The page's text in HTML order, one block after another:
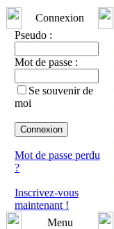
Connexion
Pseudo :
Mot de passe :
Se souvenir de
moi
Mot de passe perdu
?
Inscrivez-vous
maintenant !
Menu